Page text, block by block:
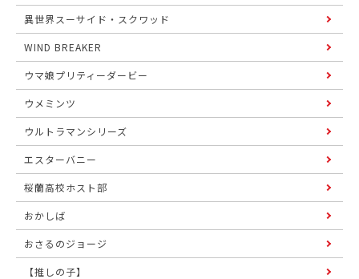
異世界スーサイド・スクワッド
WIND BREAKER
ウマ娘プリティーダービー
ウメミンツ
ウルトラマンシリーズ
エスターバニー
桜蘭高校ホスト部
おかしば
おさるのジョージ
【推しの子】